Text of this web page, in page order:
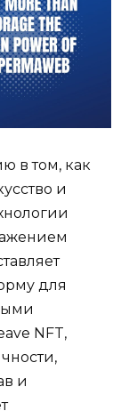
в том, как
и
для
NFT,
и